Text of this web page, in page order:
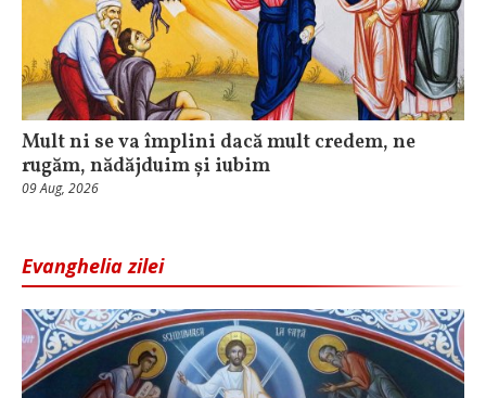
Mult ni se va împlini dacă mult credem, ne
rugăm, nădăjduim și iubim
09 Aug, 2026
Evanghelia zilei